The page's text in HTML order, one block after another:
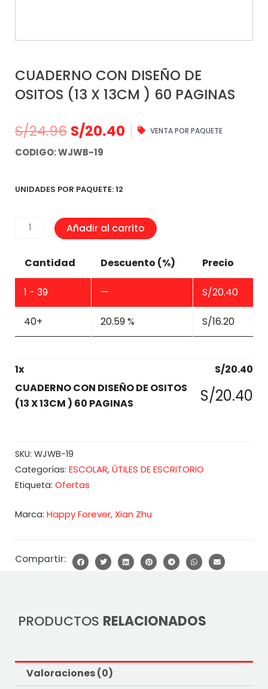
CUADERNO CON DISEÑO DE
OSITOS (13 X 13CM ) 60 PAGINAS
S/24.96 S/20.40 VENTA POR PAQUETE
CODIGO:WJWB-19
UNIDADES POR PAQUETE: 12
CUADERNO
OSITOS
13CM
60
cantidad
Añadir al carrito
Cantidad Descuento (%) Precio
1 - 39 — S/20.40
40+ 20.59 % S/16.20
1x S/20.40
CUADERNO CON DISEÑO DE OSITOS
(13 X 13CM ) 60 PAGINAS
S/20.40
SKU: WJWB-19
Categorías: ESCOLAR, ÚTILES DE ESCRITORIO
Etiqueta: Ofertas
Marca: Happy Forever, Xian Zhu
Compartir:
PRODUCTOS RELACIONADOS
Valoraciones (0)